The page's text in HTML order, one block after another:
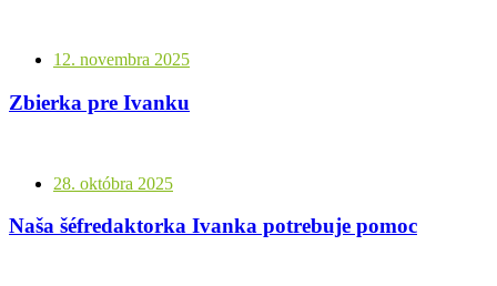
12. novembra 2025
Zbierka pre Ivanku
28. októbra 2025
Naša šéfredaktorka Ivanka potrebuje pomoc